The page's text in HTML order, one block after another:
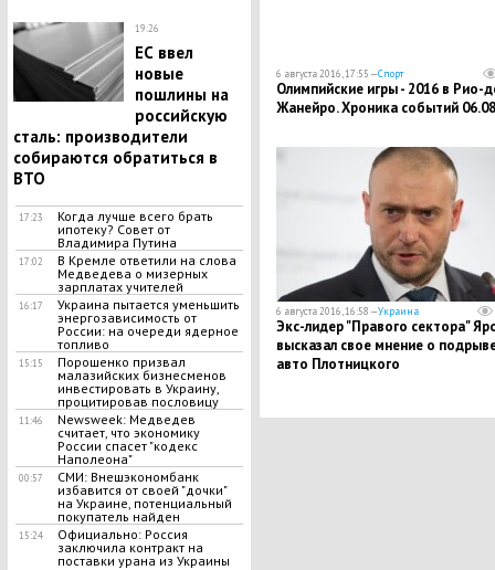
19:26
ЕС ввел
новые
пошлины на
российскую
сталь: производители
собираются обратиться в
ВТО
17:23
Когда лучше всего брать
ипотеку? Совет от
Владимира Путина
17:02
В Кремле ответили на слова
Медведева о мизерных
зарплатах учителей
16:17
Украина пытается уменьшить
энергозависимость от
России: на очереди ядерное
топливо
15:15
Порошенко призвал
малазийских бизнесменов
инвестировать в Украину,
процитировав пословицу
11:46
Newsweek: Медведев
считает, что экономику
России спасет "кодекс
Наполеона"
00:57
СМИ: Внешэкономбанк
избавится от своей "дочки"
на Украине, потенциальный
покупатель найден
15:24
Официально: Россия
заключила контракт на
поставки урана из Украины
6 августа 2016, 17:55 —Спорт
Олимпийские игры - 2016 в Рио-
Жанейро. Хроника событий
6 августа 2016, 16:58 —Украина
Экс-лидер "Правого сектора"
высказал свое мнение о
авто Плотницкого